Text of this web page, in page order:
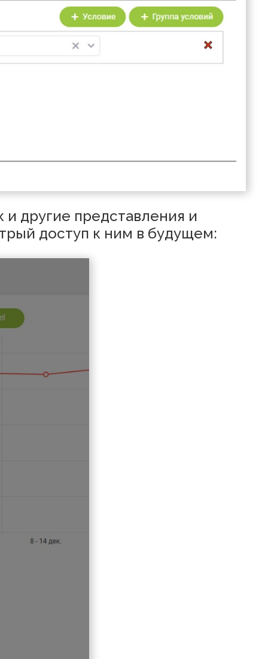
как и другие
быстрый доступ к ним в